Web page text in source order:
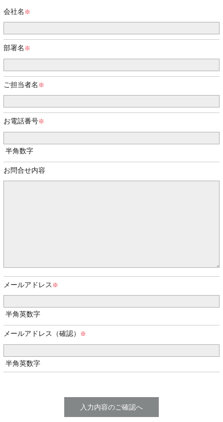
会社名
部署名
ご担当者名
お電話番号
半角数字
お問合せ内容
メールアドレス
半角英数字
メールアドレス（確認）
半角英数字